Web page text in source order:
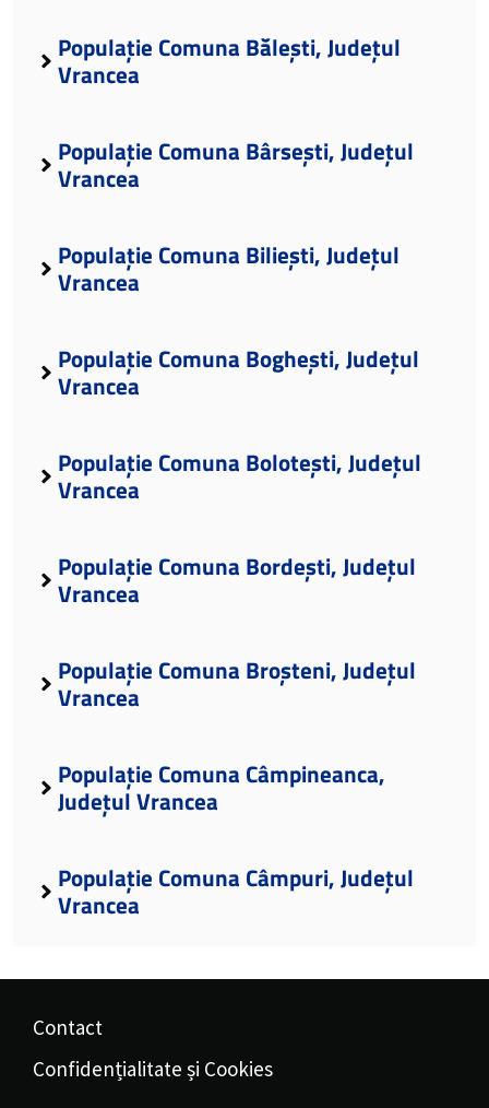
Populație Comuna Bălești, Județul
Vrancea
Populație Comuna Bârsești, Județul
Vrancea
Populație Comuna Biliești, Județul
Vrancea
Populație Comuna Boghești, Județul
Vrancea
Populație Comuna Bolotești, Județul
Vrancea
Populație Comuna Bordești, Județul
Vrancea
Populație Comuna Broșteni, Județul
Vrancea
Populație Comuna Câmpineanca,
Județul Vrancea
Populație Comuna Câmpuri, Județul
Vrancea
Contact
Confidențialitate și Cookies